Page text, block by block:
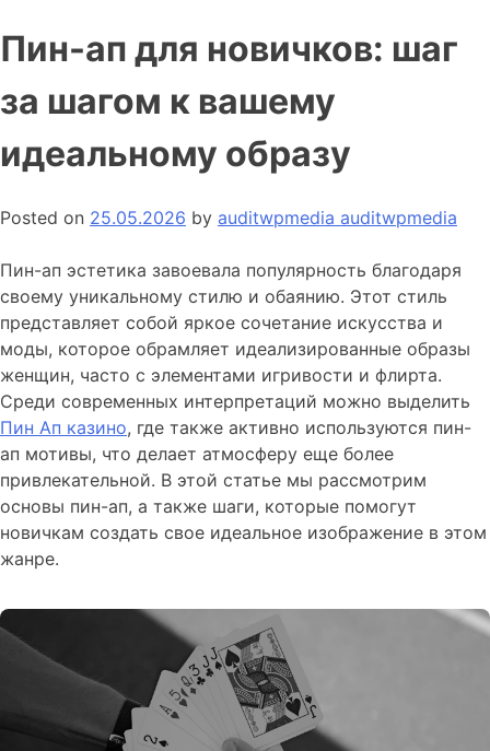
Пин-ап для новичков: шаг
за шагом к вашему
идеальному образу
Posted on 25.05.2026 by auditwpmedia auditwpmedia
Пин-ап эстетика завоевала популярность благодаря
своему уникальному стилю и обаянию. Этот стиль
представляет собой яркое сочетание искусства и
моды, которое обрамляет идеализированные образы
женщин, часто с элементами игривости и флирта.
Среди современных интерпретаций можно выделить
Пин Ап казино, где также активно используются пин-
ап мотивы, что делает атмосферу еще более
привлекательной. В этой статье мы рассмотрим
основы пин-ап, а также шаги, которые помогут
новичкам создать свое идеальное изображение в этом
жанре.